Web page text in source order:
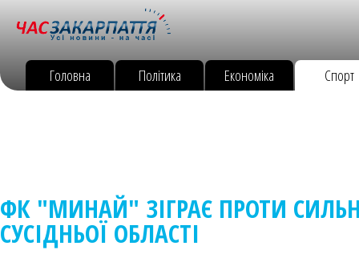
Головна Політика Економіка Спорт
ФК "МИНАЙ" ЗІГРАЄ ПРОТИ
СУСІДНЬОЇ ОБЛАСТІ